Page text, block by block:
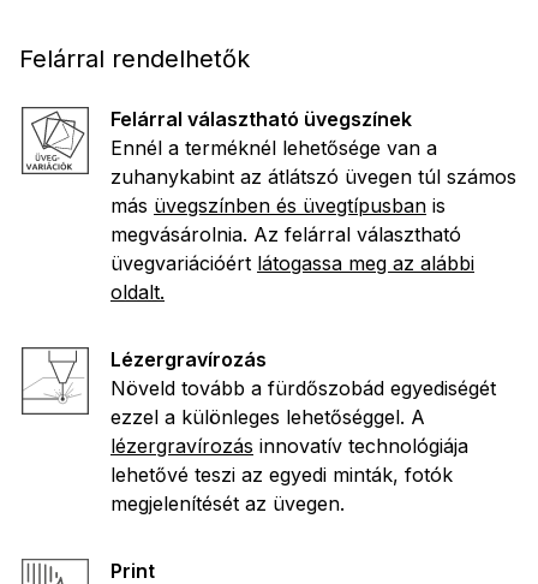
Felárral rendelhetők
Felárral választható üvegszínek
Ennél a terméknél lehetősége van a
zuhanykabint az átlátszó üvegen túl számos
más üvegszínben és üvegtípusban is
megvásárolnia. Az felárral választható
üvegvariációért látogassa meg az alábbi
oldalt.
Lézergravírozás
Növeld tovább a fürdőszobád egyediségét
ezzel a különleges lehetőséggel. A
lézergravírozás innovatív technológiája
lehetővé teszi az egyedi minták, fotók
megjelenítését az üvegen.
Print